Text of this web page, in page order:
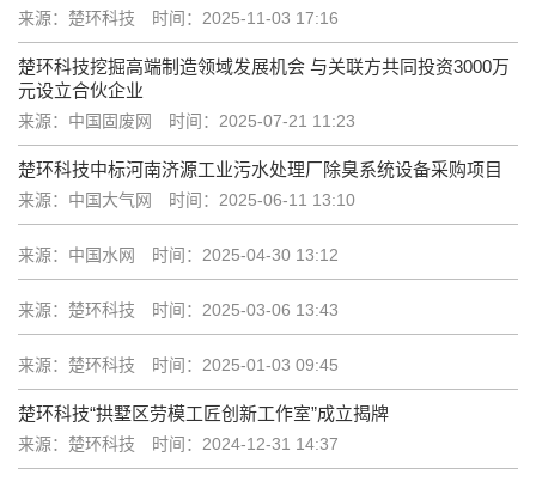
来源：楚环科技 时间：2025-11-03 17:16
楚环科技挖掘高端制造领域发展机会 与关联方共同投资3000万
元设立合伙企业
来源：中国固废网 时间：2025-07-21 11:23
楚环科技中标河南济源工业污水处理厂除臭系统设备采购项目
来源：中国大气网 时间：2025-06-11 13:10
来源：中国水网 时间：2025-04-30 13:12
来源：楚环科技 时间：2025-03-06 13:43
来源：楚环科技 时间：2025-01-03 09:45
楚环科技“拱墅区劳模工匠创新工作室”成立揭牌
来源：楚环科技 时间：2024-12-31 14:37